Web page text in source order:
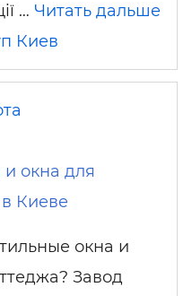
… Читать дальше
Киев
окна для
Киеве
окна и
Завод